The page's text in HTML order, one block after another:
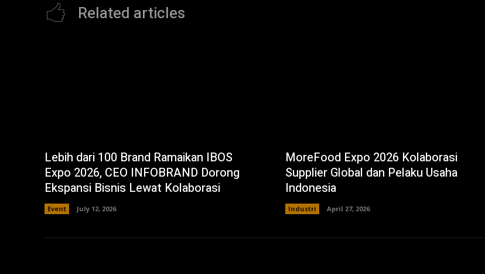
Related articles
Lebih dari 100 Brand Ramaikan IBOS
Expo 2026, CEO INFOBRAND Dorong
Ekspansi Bisnis Lewat Kolaborasi
Event July 12, 2026
MoreFood Expo 2026 Kolaborasi
Supplier Global dan Pelaku Usaha
Indonesia
Industri April 27, 2026